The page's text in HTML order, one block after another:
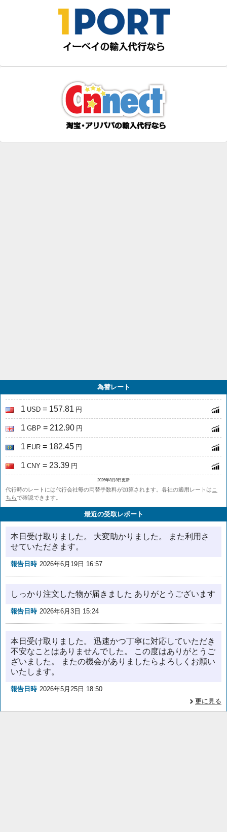
為替レート
1 USD = 157.81 円
1 GBP = 212.90 円
1 EUR = 182.45 円
1 CNY = 23.39 円
2026年8月8日更新
代行時のレートには代行会社毎の両替手数料が加算されます。各社の適用レートは こ
ちらで確認できます。
最近の受取レポート
本日受け取りました。 大変助かりました。 また利用さ
せていただきます。
報告日時 2026年6月19日 16:57
しっかり注文した物が届きました ありがとうございます
報告日時 2026年6月3日 15:24
本日受け取りました。 迅速かつ丁寧に対応していただき
不安なことはありませんでした。 この度はありがとうご
ざいました。 またの機会がありましたらよろしくお願い
いたします。
報告日時 2026年5月25日 18:50
更に見る